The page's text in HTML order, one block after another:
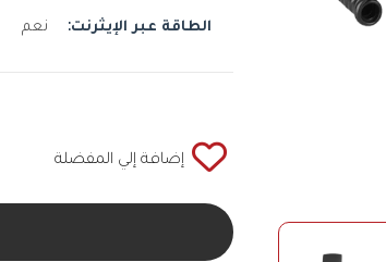
الطاقة عبر الإيثرنت: نعم
إضافة إلي المفضلة